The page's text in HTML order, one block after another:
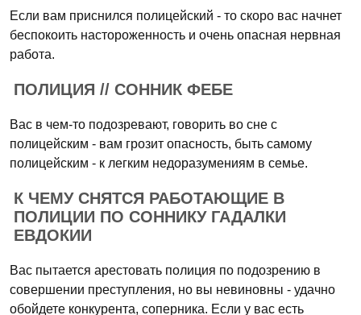
Если вам приснился полицейский - то скоро вас начнет
беспокоить настороженность и очень опасная нервная
работа.
ПОЛИЦИЯ // СОННИК ФЕБЕ
Вас в чем-то подозревают, говорить во сне с
полицейским - вам грозит опасность, быть самому
полицейским - к легким недоразумениям в семье.
К ЧЕМУ СНЯТСЯ РАБОТАЮЩИЕ В
ПОЛИЦИИ ПО СОННИКУ ГАДАЛКИ
ЕВДОКИИ
Вас пытается арестовать полиция по подозрению в
совершении преступления, но вы невиновны - удачно
обойдете конкурента, соперника. Если у вас есть